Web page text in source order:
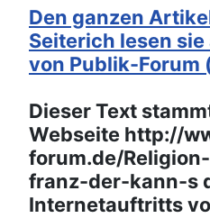
Den ganzen
Seiterich lesen
von Publik-Forum
Dieser Text
Webseite http://
forum.de/
franz-der-kann-s
Internetauftritts